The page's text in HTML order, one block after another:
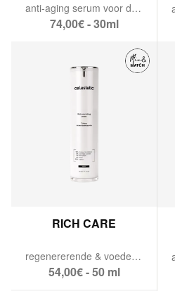
anti-aging serum voor droge huid.
74,00€ - 30ml
RICH CARE
regenererende & voedende anti-aging rijke crème.
54,00€ - 50 ml